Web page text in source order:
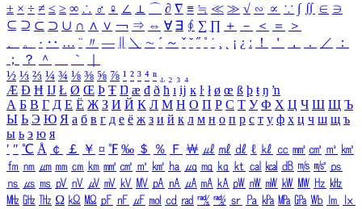
± × ÷ ≠ ≤ ≥ ∞ ∴ ♂ ♀ ∠ ⊥ ⌒ ∂ ∇ ≡ ≒ ≪ ≫ √ ∽ ∝ ∵ ∫ ∬ ∈ ∋
⊆ ⊇ ⊂ ⊃ ∪ ∩ ∧ ∨ ￢ ⇒ ⇔ ∀ ∃ ∮ ∑ ∏ ＋ － ＜ ＝
＞
、
。 · ‥ … ¨ 〃 ― ＼ ∼ ´ ～ ˇ ˘ ˝ ˚ ˙ ¸ ¡ ¿ ː ！ ＇ ， ． ／
：
；
？ ＾ ｀
½ ⅓ ⅔ ¼ ¾ ⅛ ⅜ ⅝ ⅞ ¹ ² ³ ⁴ ⁿ ₁ ₂ ₃ ₄
Æ Ð Ħ Ĳ Ł Ø Œ Þ Ŧ Ŋ æ đ ð ħ ı ĳ ĸ ŀ ł ø œ ß þ ŧ ŋ ŉ
А Б В Г Д Е Ё Ж З И Й К Л М Н О П Р С Т У Ф Х Ц Ч Ш Щ Ъ
Ы Ь Э Ю Я а б в г д е ё ж з и й к л м н о п р с т у ф х ц ч ш щ ъ
ы ь э ю я
′ ″ ℃ Å ￠ ￡ ￥ ¤ ℉ ‰ ＄ ％ Ｆ ￦ ㎕ ㎖ ㎗ ℓ ㎘ ㏄ ㎣ ㎤ ㎥ ㎦
㎙ ㎚ ㎛ ㎜ ㎝ ㎞ ㎟ ㎠ ㎡ ㎢ ㏊ ㎍ ㎎ ㎏ ㏏ ㎈ ㎉ ㏈ ㎧ ㎨ ㎰
㎱ ㎲ ㎳ ㎴ ㎵ ㎶ ㎷ ㎸ ㎹ ㎀ ㎁ ㎂ ㎃ ㎄ ㎺ ㎻ ㎽ ㎾ ㎿ ㎐ ㎑
㎒ ㎓ ㎔ Ω ㏀ ㏁ ㎊ ㎋ ㎌ ㏖ ㏅ ㎭ ㎮ ㎯ ㏛ ㎩ ㎪ ㎫ ㎬ ㏝ ㏐
㏓